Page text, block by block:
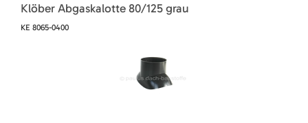
Klöber Abgaskalotte 80/125 grau
KE 8065-0400